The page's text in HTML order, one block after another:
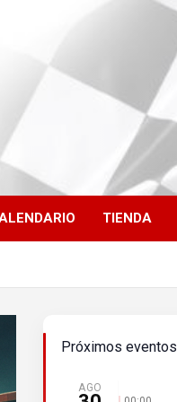
TIENDA
Próximos eventos
AGO